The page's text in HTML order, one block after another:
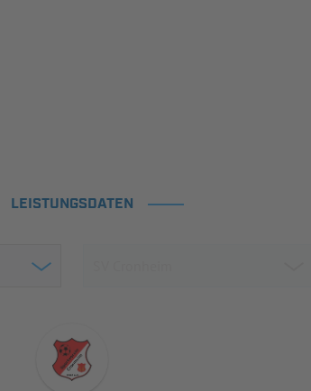
LEISTUNGSDATEN